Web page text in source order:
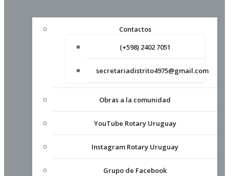
Contactos
(+598) 2402 7051
secretariadistrito4975@gmail.com
Obras a la comunidad
YouTube Rotary Uruguay
Instagram Rotary Uruguay
Grupo de Facebook